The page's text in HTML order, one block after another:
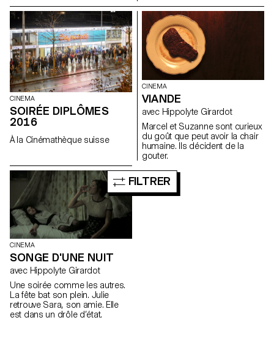
CINEMA
SOIRÉE DIPLÔMES
2016
À la Cinémathèque suisse
CINEMA
VIANDE
avec Hippolyte Girardot
Marcel et Suzanne sont curieux
du goût que peut avoir la chair
humaine. Ils décident de la
gouter.
CINEMA
SONGE D'UNE NUIT
avec Hippolyte Girardot
Une soirée comme les autres.
La fête bat son plein. Julie
retrouve Sara, son amie. Elle
est dans un drôle d’état.
FILTRER